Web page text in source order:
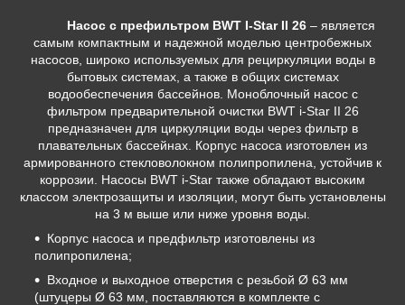
Насос с префильтром BWT I-Star II 26 – является
самым компактным и надежной моделью центробежных
насосов, широко используемых для рециркуляции воды в
бытовых системах, а также в общих системах
водообеспечения бассейнов. Моноблочный насос с
фильтром предварительной очистки BWT i-Star II 26
предназначен для циркуляции воды через фильтр в
плавательных бассейнах. Корпус насоса изготовлен из
армированного стекловолокном полипропилена, устойчив к
коррозии. Насосы BWT i-Star также обладают высоким
классом электрозащиты и изоляции, могут быть установлены
на 3 м выше или ниже уровня воды.
Корпус насоса и предфильтр изготовлены из
полипропилена;
Входное и выходное отверстия с резьбой Ø 63 мм
(штуцеры Ø 63 мм, поставляются в комплекте с